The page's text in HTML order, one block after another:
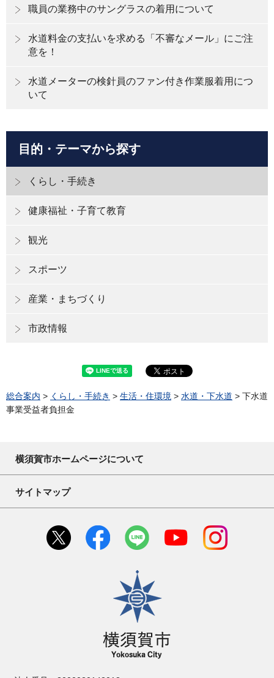
職員の業務中のサングラスの着用について
水道料金の支払いを求める「不審なメール」にご注
意を！
水道メーターの検針員のファン付き作業服着用につ
いて
目的・テーマから探す
くらし・手続き
健康福祉・子育て教育
観光
スポーツ
産業・まちづくり
市政情報
総合案内 > くらし・手続き > 生活・住環境 > 水道・下水道 > 下水道
事業受益者負担金
横須賀市ホームページについて
サイトマップ
横須賀市